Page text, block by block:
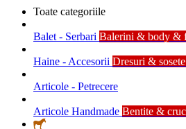
Toate categoriile
Balet - Serbari Balerini & body &
Haine - Accesorii Dresuri &
Articole - Petrecere
Articole Handmade Bentite &